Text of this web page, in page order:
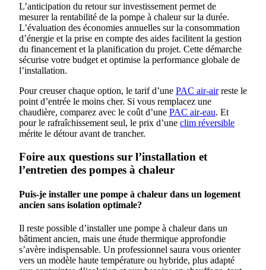
L’anticipation du retour sur investissement permet de
mesurer la rentabilité de la pompe à chaleur sur la durée.
L’évaluation des économies annuelles sur la consommation
d’énergie et la prise en compte des aides facilitent la gestion
du financement et la planification du projet. Cette démarche
sécurise votre budget et optimise la performance globale de
l’installation.
Pour creuser chaque option, le tarif d’une PAC air-airreste le
point d’entrée le moins cher. Si vous remplacez une
chaudière, comparez avec le coût d’une PAC air-eau. Et
pour le rafraîchissement seul, le prix d’une clim réversible
mérite le détour avant de trancher.
Foire aux questions sur l’installation et
l’entretien des pompes à chaleur
Puis-je installer une pompe à chaleur dans un logement
ancien sans isolation optimale?
Il reste possible d’installer une pompe à chaleur dans un
bâtiment ancien, mais une étude thermique approfondie
s’avère indispensable. Un professionnel saura vous orienter
vers un modèle haute température ou hybride, plus adapté